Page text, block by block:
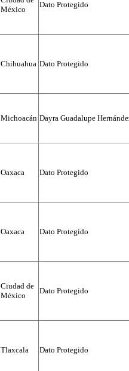
México
Dato Protegido
Chihuahua Dato Protegido
Michoacán Dayra Guadalupe
Oaxaca Dato Protegido
Oaxaca Dato Protegido
Ciudad de
México
Dato Protegido
Tlaxcala Dato Protegido